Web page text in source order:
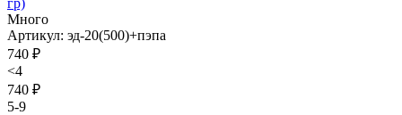
Много
Артикул: эд-20(500)+пэпа
740 ₽
<4
740 ₽
5-9